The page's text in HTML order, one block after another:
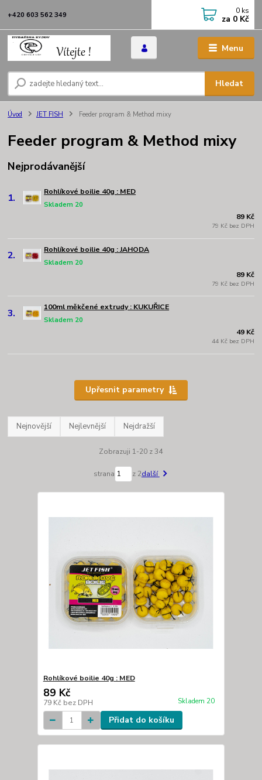
Menu
Hledat
+420 603 562 349 0 ks
za 0 Kč
Úvod JET FISH Feeder program & Method mixy
Feeder program & Method mixy
Nejprodávanější
1. Rohlíkové boilie 40g : MED
Skladem 20
89 Kč
79 Kč bez DPH
2. Rohlíkové boilie 40g : JAHODA
Skladem 20
89 Kč
79 Kč bez DPH
3. 100ml měkčené extrudy : KUKUŘICE
Skladem 20
49 Kč
44 Kč bez DPH
Upřesnit parametry
Nejnovější Nejlevnější Nejdražší
Zobrazuji 1-20 z 34
strana z 2další
Rohlíkové boilie 40g : MED
89 Kč
79 Kč bez DPH Skladem 20
Přidat do košíku